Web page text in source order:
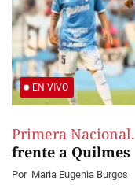
EN VIVO
Primera Nacional.
frente a Quilmes
Por Maria Eugenia Burgos